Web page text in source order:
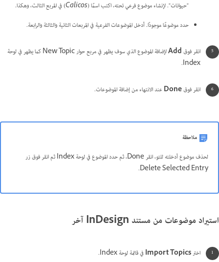
"حيوانات". لإنشاء موضوع فرعي تحته، اكتب اسمًا (Calicos) في المربع الثالث، وهكذا.
حدد موضوعًا موجودًا. أدخل الموضوعات الفرعية في المربعات الثانية والثالثة والرابعة.
انقر فوقAdd
لإضافة الموضوع الذي سوف يظهر في مربع حوار New Topic كما يظهر في لوحة
Index.
انقر فوقDone عند الانتهاء من إضافة الموضوعات.
ملاحظة
لحذف موضوع أدخلته للتو، انقر Done، ثم حدد الموضوع في لوحة Index ثم انقر فوق زر
Delete Selected Entry.
استيراد موضوعات من مستند InDesign آخر
اخترImport Topicsفي قائمة لوحة Index.